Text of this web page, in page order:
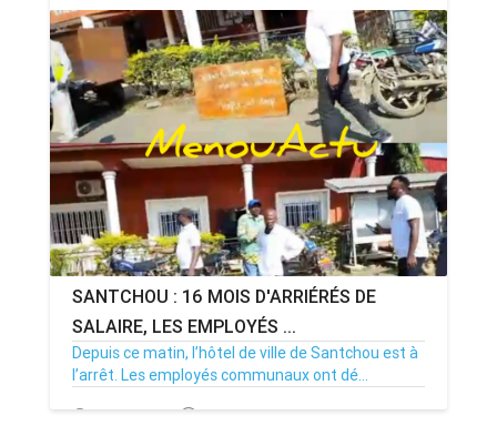
SANTCHOU : 16 MOIS D'ARRIÉRÉS DE
SALAIRE, LES EMPLOYÉS ...
Depuis ce matin, l’hôtel de ville de Santchou est à
l’arrêt. Les employés communaux ont dé...
20/07/26 Par MenouActu 0